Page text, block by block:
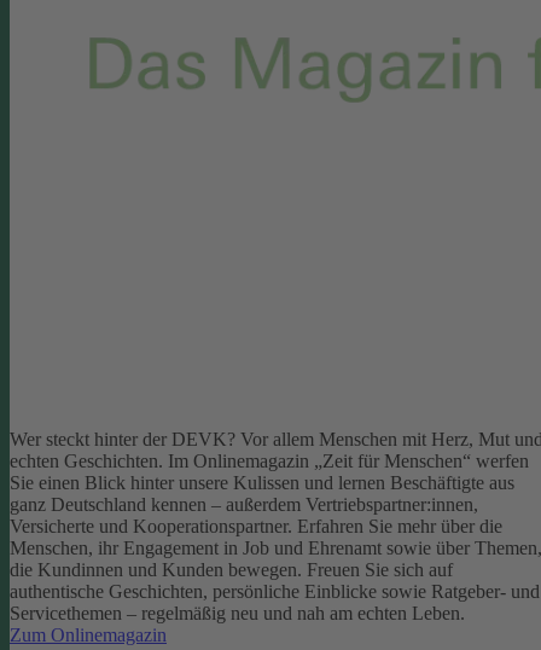
Wer steckt hinter der DEVK? Vor allem Menschen mit Herz, Mut
echten Geschichten. Im Onlinemagazin „Zeit für Menschen“ werfen
Sie einen Blick hinter unsere Kulissen und lernen Beschäftigte aus
ganz Deutschland kennen – außerdem Vertriebspartner:innen,
Versicherte und Kooperationspartner. Erfahren Sie mehr über die
Menschen, ihr Engagement in Job und Ehrenamt sowie über Themen,
die Kundinnen und Kunden bewegen. Freuen Sie sich auf
authentische Geschichten, persönliche Einblicke sowie Ratgeber- und
Servicethemen – regelmäßig neu und nah am echten Leben.
Zum Onlinemagazin